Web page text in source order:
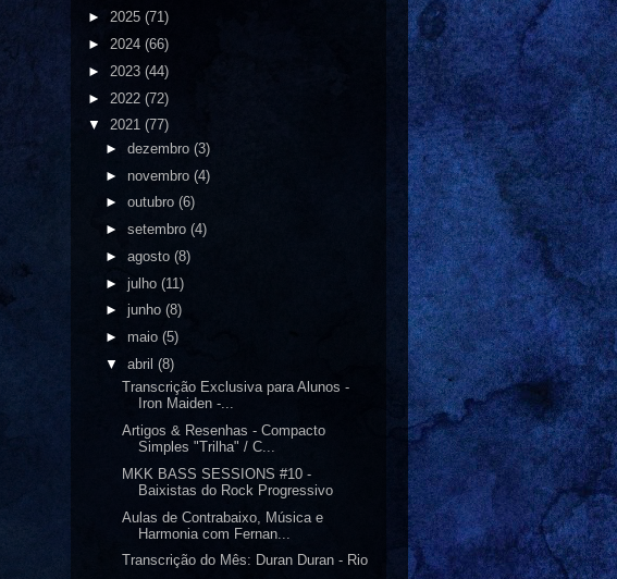
► 2025 (71)
► 2024 (66)
► 2023 (44)
► 2022 (72)
▼ 2021 (77)
► dezembro (3)
► novembro (4)
► outubro (6)
► setembro (4)
► agosto (8)
► julho (11)
► junho (8)
► maio (5)
▼ abril (8)
Transcrição Exclusiva para Alunos -
Iron Maiden -...
Artigos & Resenhas - Compacto
Simples "Trilha" / C...
MKK BASS SESSIONS #10 -
Baixistas do Rock Progressivo
Aulas de Contrabaixo, Música e
Harmonia com Fernan...
Transcrição do Mês: Duran Duran - Rio